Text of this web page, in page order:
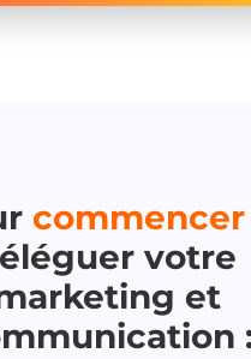
commencer
votre
et